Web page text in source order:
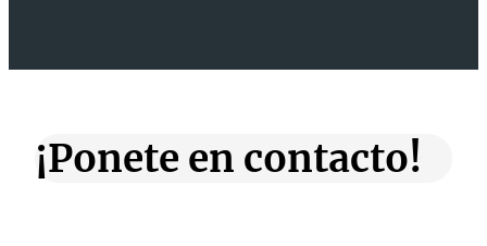
¡Ponete en contacto!